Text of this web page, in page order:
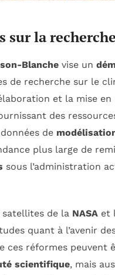
sur la
Blanche vise un
de recherche sur le
et la mise
des
de
plus large de
sous l’administration
de la NASA et
quant à l’avenir
ces réformes peuvent
scientifique, mais